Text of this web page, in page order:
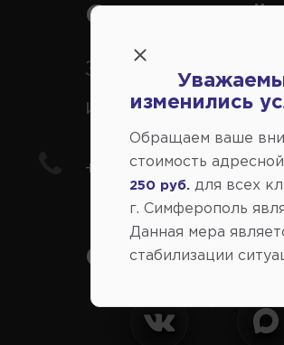
Справочный
Заказ шин,
иномарки
+7(978) 206-206-8
Социальные
изменились
Обращаем ваше
стоимость
250 руб. для всех
г. Симферополь
Данная мера
стабилизации